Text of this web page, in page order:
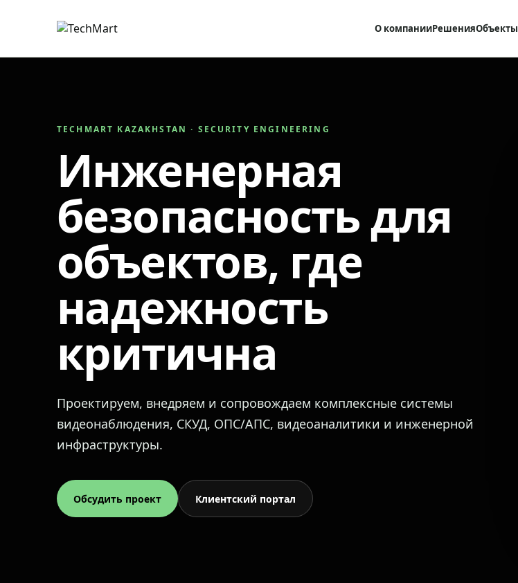
О компанииРешенияОбъекты
TECHMART KAZAKHSTAN · SECURITY ENGINEERING
Инженерная
безопасность для
объектов, где
надежность
критична
Проектируем, внедряем и сопровождаем комплексные системы
видеонаблюдения, СКУД, ОПС/АПС, видеоаналитики и инженерной
инфраструктуры.
Обсудить проект Клиентский портал